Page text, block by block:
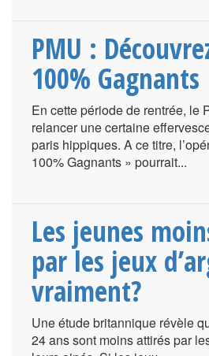
PMU :
100% Gagnants
En cette période de rentrée, le
relancer une certaine
paris hippiques. A ce titre,
100% Gagnants » pourrait...
Les jeunes
par les jeux
vraiment?
Une étude britannique révèle
24 ans sont moins attirés par